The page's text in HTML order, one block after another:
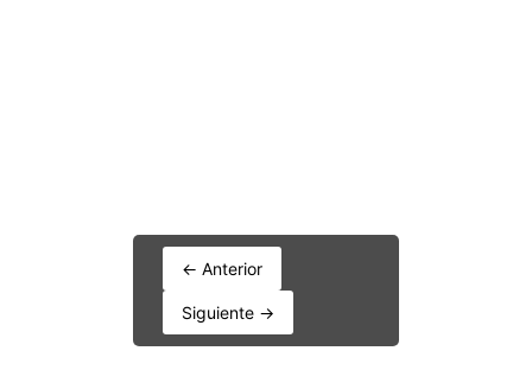
← Anterior
Siguiente →